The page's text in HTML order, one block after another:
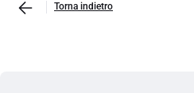
Torna indietro